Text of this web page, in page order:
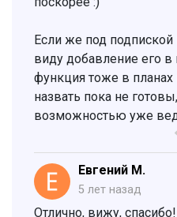
Если же под
виду добавление его в
функция тоже в планах
назвать пока не
возможностью уже
Евгений М.
5 лет назад
Отлично, вижу,